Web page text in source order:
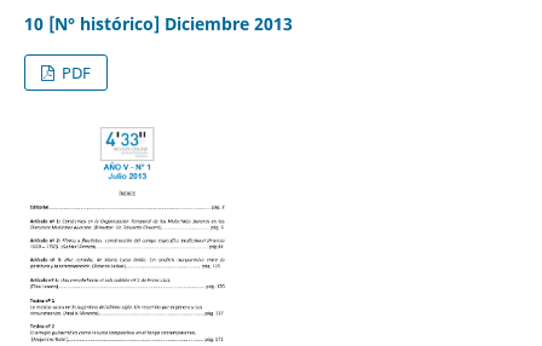
10 [N° histórico] Diciembre 2013
PDF